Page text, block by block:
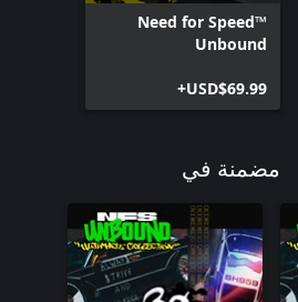
Need for Speed™
Unbound
USD$69.99+
مضمنة في